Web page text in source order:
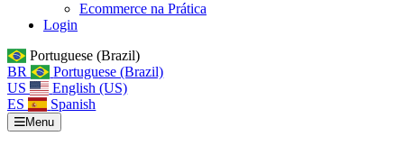
Ecommerce na Prática
Login
Portuguese (Brazil)
BR
Portuguese (Brazil)
US
English (US)
ES
Spanish
Menu